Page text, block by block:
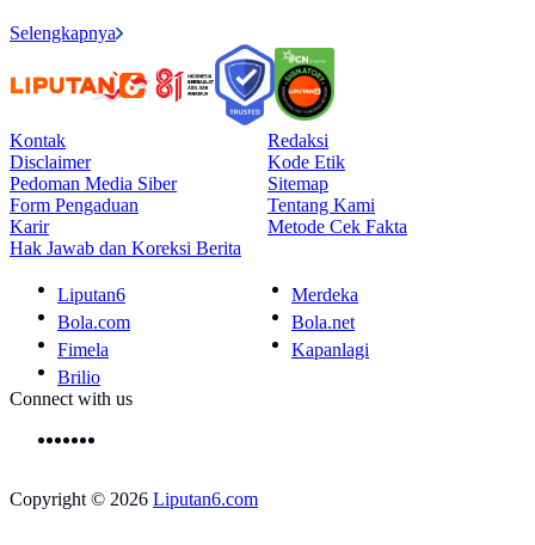
Selengkapnya
Kontak
Redaksi
Disclaimer
Kode Etik
Pedoman Media Siber
Sitemap
Form Pengaduan
Tentang Kami
Karir
Metode Cek Fakta
Hak Jawab dan Koreksi Berita
Liputan6
Merdeka
Bola.com
Bola.net
Fimela
Kapanlagi
Brilio
Connect with us
Copyright © 2026 Liputan6.com